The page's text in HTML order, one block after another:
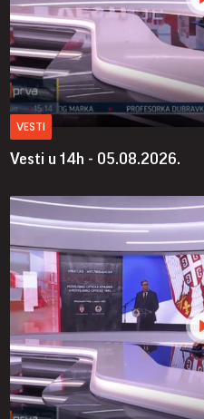
VESTI
Vesti u 14h - 05.08.2026.